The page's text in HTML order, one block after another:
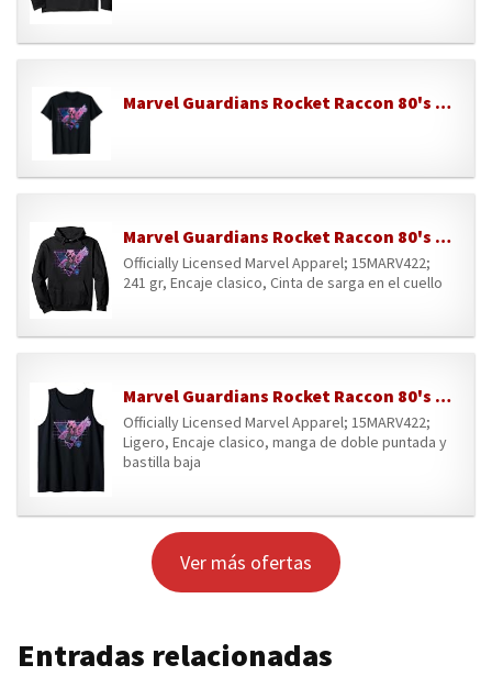
Marvel Guardians Rocket Raccon 80's Retro Graphic T-Shirt
Marvel Guardians Rocket Raccon 80's Retro Sudadera con Capucha
Officially Licensed Marvel Apparel; 15MARV422;
241 gr, Encaje clasico, Cinta de sarga en el cuello
Marvel Guardians Rocket Raccon 80's Retro Camiseta sin Mangas
Officially Licensed Marvel Apparel; 15MARV422;
Ligero, Encaje clasico, manga de doble puntada y
bastilla baja
Ver más ofertas
Entradas relacionadas